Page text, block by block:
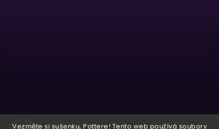
Vezměte si sušenku, Pottere! Tento web používá soubory
Sledovat na Instagramu